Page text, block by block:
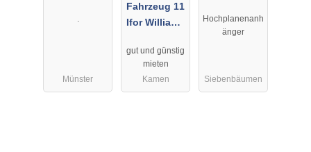
Münster
Fahrzeug 11
Ifor Williams
1,5er
Pferdeanhän
gut und günstig
mieten
Kamen
Hochplanenanh
änger
Siebenbäumen